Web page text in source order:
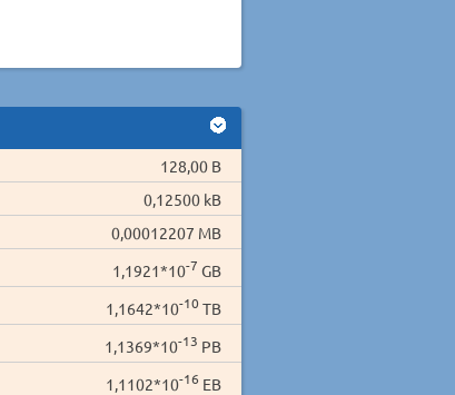
128,00 B
0,12500 kB
0,00012207 MB
1,1921*10-7 GB
1,1642*10-10 TB
1,1369*10-13 PB
1,1102*10-16 EB